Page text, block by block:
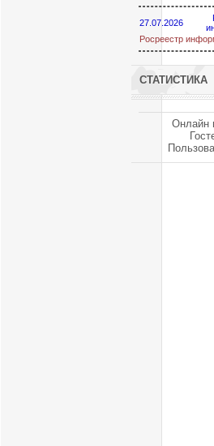
27.07.2026
Росреестр
СТАТИСТИКА
Онлайн